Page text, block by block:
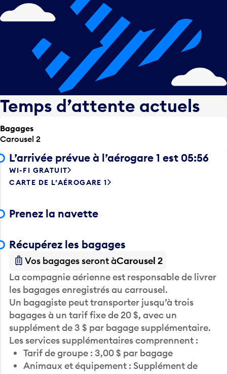
Temps d’attente actuels
Bagages
Carousel 2
L’arrivée prévue à l’aérogare 1 est 05:56
WI-FI GRATUIT
CARTE DE L’AÉROGARE 1
Prenez la navette
Récupérez les bagages
Vos bagages seront àCarousel 2
La compagnie aérienne est responsable de livrer
les bagages enregistrés au carrousel.
Un bagagiste peut transporter jusqu’à trois
bagages à un tarif fixe de 20 $, avec un
supplément de 3 $ par bagage supplémentaire.
Les services supplémentaires comprennent :
Tarif de groupe : 3,00 $ par bagage
Animaux et équipement : Supplément de